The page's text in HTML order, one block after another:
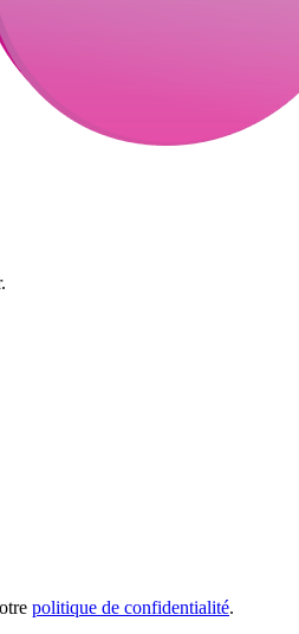
politique de confidentialité.